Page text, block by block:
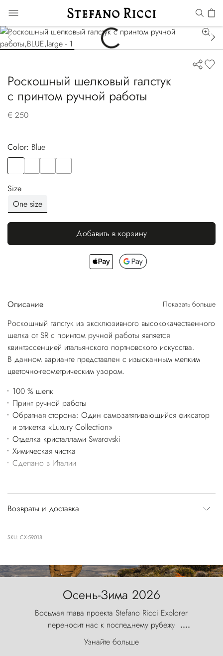
Роскошный шелковый галстук
с принтом ручной работы
€ 250
Color:
blue
Size
One size
Добавить в корзину
Описание Показать больше
Роскошный галстук из эксклюзивного высококачественного
шелка от SR с принтом ручной работы является
квинтэссенцией итальянского портновского искусства.
В данном варианте представлен с изысканным мелким
цветочно-геометрическим узором.
100 % шелк
Принт ручной работы
Обратная сторона: Один самозатягивающийся фиксатор
и этикетка «Luxury Collection»
Отделка кристаллами Swarovski
Химическая чистка
Сделано в Италии
Возвраты и доставка
SKU: CX-59018
Осень-Зима 2026
Восьмая глава проекта Stefano Ricci Explorer
переносит нас к последнему рубежу
первозданного мира, где ветер с
первобытной яростью ваяет ландшафт, а пики
....
Узнайте больше